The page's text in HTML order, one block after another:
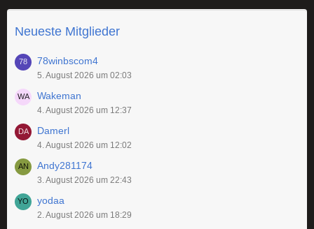
Neueste Mitglieder
78winbscom4
5. August 2026 um 02:03
Wakeman
4. August 2026 um 12:37
Damerl
4. August 2026 um 12:02
Andy281174
3. August 2026 um 22:43
yodaa
2. August 2026 um 18:29